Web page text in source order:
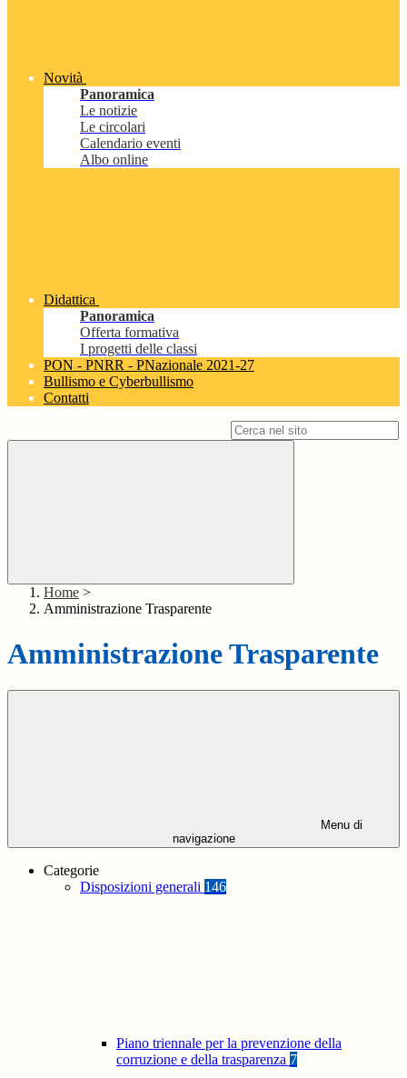
Novità
Panoramica
Le notizie
Le circolari
Calendario eventi
Albo online
Didattica
Panoramica
Offerta formativa
I progetti delle classi
PON - PNRR - PNazionale 2021-27
Bullismo e Cyberbullismo
Contatti
Home >
Amministrazione Trasparente
Amministrazione Trasparente
Menu di
navigazione
Categorie
Disposizioni generali 146
Piano triennale per la prevenzione della
corruzione e della trasparenza 7